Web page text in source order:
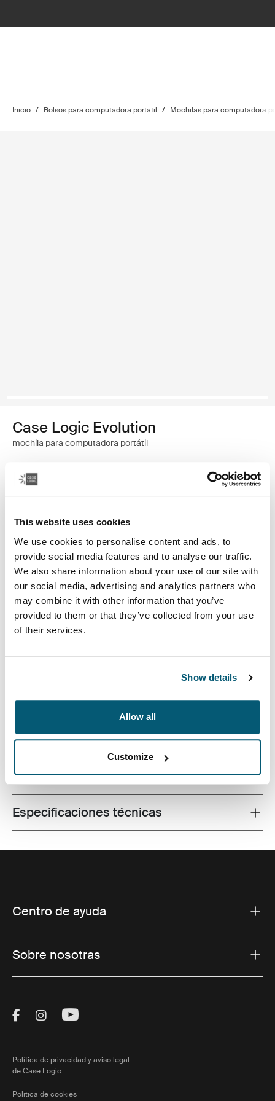
This website uses cookies
We use cookies to personalise content and ads, to
provide social media features and to analyse our traffic.
We also share information about your use of our site with
our social media, advertising and analytics partners who
may combine it with other information that you’ve
provided to them or that they’ve collected from your use
of their services.
Show details
Allow all
Customize
Inicio / Bolsos para computadora portátil / Mochilas para computadora
Case Logic Evolution
mochila para computadora portátil
Color
Ya sea en tu viaje diario al trabajo o un viaje por la
noche, estas mochilas tienen lo que necesitas,
estilo técnico. La estética inspirada en la vida al aire
diaria llamarán la atención de la nueva generación de
trabajadores de oficina.
Toggle features
Todas las características
Toggle techspec
Especificaciones técnicas
Centro de ayuda
Sobre nosotras
Visit Thule on Facebook (external link)
Visit Thule on Instagram (external link)
Visit Thule on Youtube (external
Política de privacidad y aviso legal
de Case Logic
Política de cookies